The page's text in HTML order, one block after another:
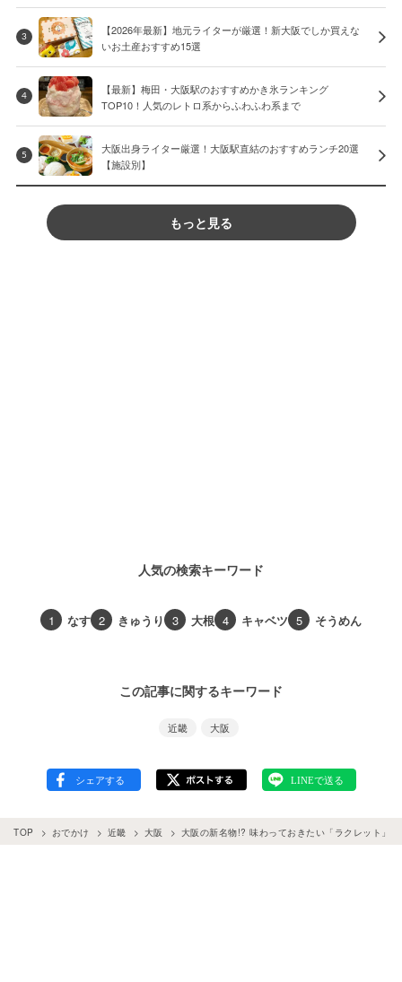
3
【2026年最新】地元ライターが厳選！新大阪でしか買えな
いお土産おすすめ15選
4
【最新】梅田・大阪駅のおすすめかき氷ランキング
TOP10！人気のレトロ系からふわふわ系まで
5
大阪出身ライター厳選！大阪駅直結のおすすめランチ20選
【施設別】
もっと見る
人気の検索キーワード
1 なす 2 きゅうり 3 大根 4 キャベツ 5 そうめん
この記事に関するキーワード
近畿 大阪
TOP おでかけ 近畿 大阪 大阪の新名物!? 味わっておきたい「ラクレット」